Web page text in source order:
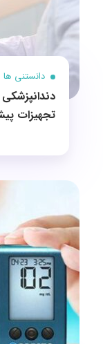
دانستنی ها
تجهیزات